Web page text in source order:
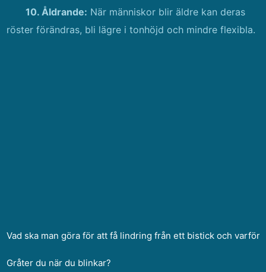
10. Åldrande: När människor blir äldre kan deras
röster förändras, bli lägre i tonhöjd och mindre flexibla.
Vad ska man göra för att få lindring från ett bistick och varför?
Gråter du när du blinkar?